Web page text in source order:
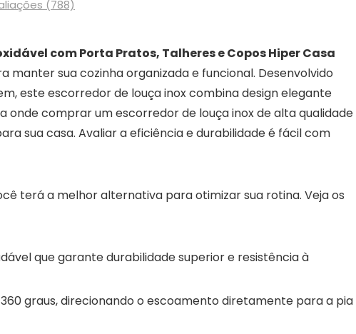
(788)
com Porta Pratos, Talheres e Copos Hiper Casa
manter sua cozinha organizada e funcional. Desenvolvido
este escorredor de louça inox combina design elegante
onde comprar um escorredor de louça inox de alta qualidade
sua casa. Avaliar a eficiência e durabilidade é fácil com
terá a melhor alternativa para otimizar sua rotina. Veja os
que garante durabilidade superior e resistência à
graus, direcionando o escoamento diretamente para a pia